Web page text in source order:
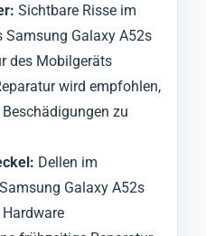
Sichtbare Risse im
Samsung Galaxy A52s
des Mobilgeräts
wird empfohlen,
zu
Dellen im
Galaxy A52s